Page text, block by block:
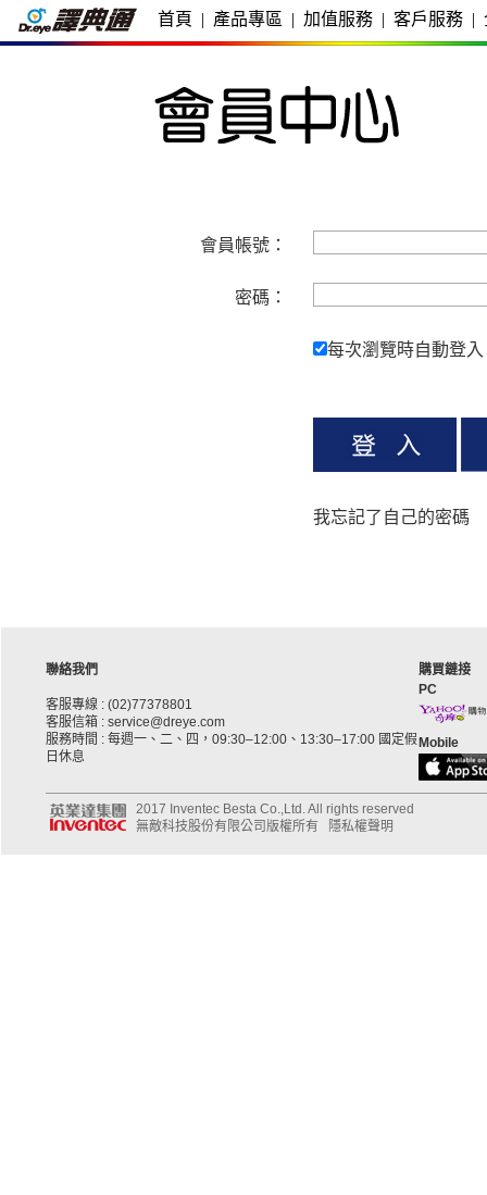
首頁 | 產品專區 | 加值服務 | 客戶服務 |
會員帳號：
密碼：
每次瀏覽時自動登入
我忘記了自己的密碼
聯絡我們
客服專線 : (02)77378801
客服信箱 : service@dreye.com
服務時間 : 每週一、二、四，09:30–12:00、13:30–17:00 國定假
日休息
購買鏈接
PC
Mobile
2017 Inventec Besta Co.,Ltd. All rights reserved
無敵科技股份有限公司版權所有
隱私權聲明